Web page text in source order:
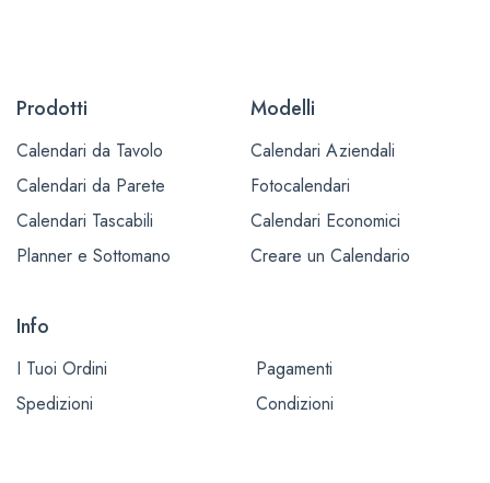
Prodotti
Calendari da Tavolo
Calendari da Parete
Calendari Tascabili
Planner e Sottomano
Modelli
Calendari Aziendali
Fotocalendari
Calendari Economici
Creare un Calendario
Info
I Tuoi Ordini
Pagamenti
Spedizioni
Condizioni